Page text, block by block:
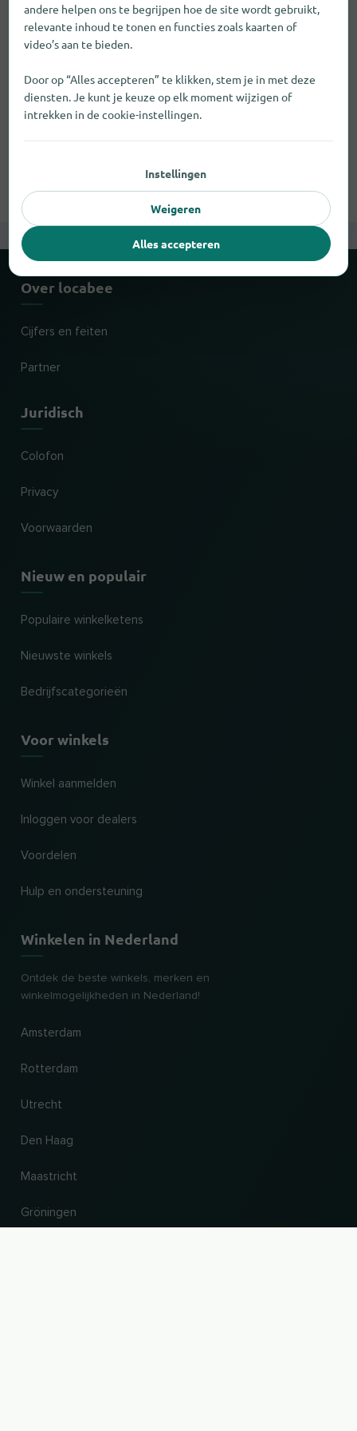
kennen. Dit betekende dat de dagen van kleine
gespecialiseerde winkels zoals bouwmarkten, verfwinkels,
houthandels enz. waren vervaagd. Klanten hoefden niet
konden al hun goederen in één winkel krijgen.
wogibtswas.de maakt het gemakkelijk om uit te vinden of
de bouwmarkt bij jou in de buurt de producten heeft die je
bouwmarkten zijn gesorteerd op afstand en garanderen
Over locabee
Cijfers en feiten
Partner
Juridisch
Colofon
Privacy
Voorwaarden
Nieuw en populair
Populaire winkelketens
Nieuwste winkels
Bedrijfscategorieën
Voor winkels
Winkel aanmelden
Inloggen voor dealers
Voordelen
Hulp en ondersteuning
Winkelen in Nederland
Ontdek de beste winkels, merken en
winkelmogelijkheden in Nederland!
Amsterdam
Rotterdam
Utrecht
Den Haag
Maastricht
Gröningen
andere helpen ons te begrijpen hoe de site wordt gebruikt,
relevante inhoud te tonen en functies zoals kaarten of
video’s aan te bieden.
Door op “Alles accepteren” te klikken, stem je in met deze
diensten. Je kunt je keuze op elk moment wijzigen of
intrekken in de cookie-instellingen.
Instellingen
Weigeren
Alles accepteren